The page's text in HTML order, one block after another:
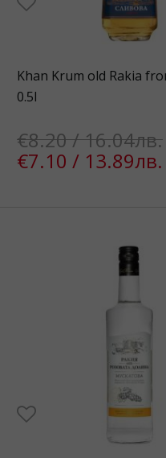
Khan Krum old Rakia
0.5l
€8.20 / 16.04лв.
€7.10 / 13.89лв.